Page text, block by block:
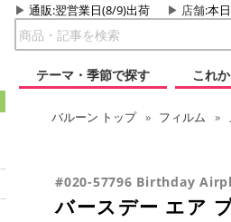
通販:翌営業日(8/9)出荷 店舗:本
テーマ・季節で探す
これ
バルーン トップ フィルム
#020-57796 Birthday
バースデー エア